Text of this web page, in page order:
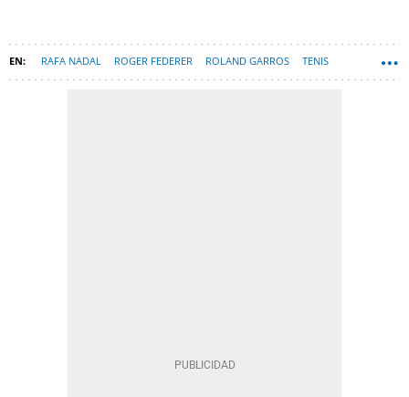
RAFA NADAL ROGER FEDERER ROLAND GARROS TENIS